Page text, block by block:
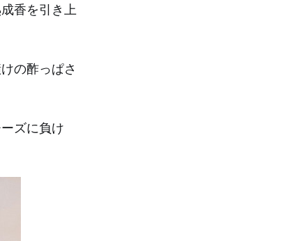
香を引き上
の酢っぱさ
ズに負け